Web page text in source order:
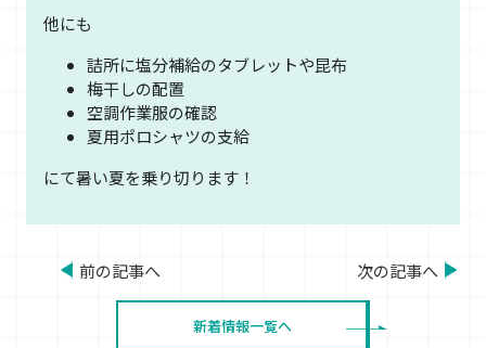
他にも
詰所に塩分補給のタブレットや昆布
梅干しの配置
空調作業服の確認
夏用ポロシャツの支給
にて暑い夏を乗り切ります！
前の記事へ
新着情報一覧へ
次の記事へ